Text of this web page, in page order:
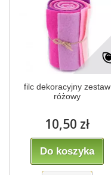
filc dekoracyjny zestaw
różowy
10,50 zł
Do koszyka